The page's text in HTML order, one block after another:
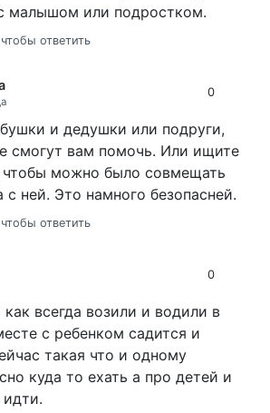
малышом или подростком.
ответить
0
и дедушки или подруги,
смогут вам помочь. Или ищите
чтобы можно было совмещать
с ней. Это намного безопасней.
ответить
0
как всегда возили и водили в
с ребенком садится и
такая что и одному
куда то ехать а про детей и